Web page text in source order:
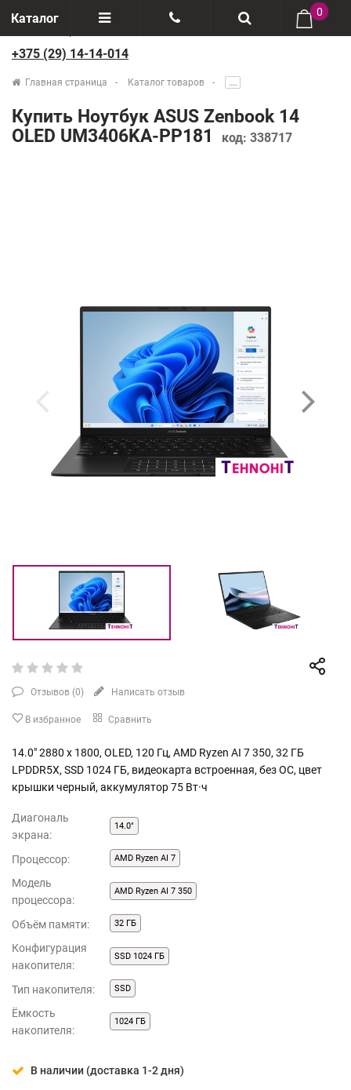
Каталог
Отзывы
Производители
+375(29) 888-44-44
0
+375 (29) 14-14-014
Главная страница Каталог товаров .....
Купить Ноутбук ASUS Zenbook 14
OLED UM3406KA-PP181
код: 338717
Отзывов (0) Написать отзыв
В избранное Сравнить
14.0" 2880 x 1800, OLED, 120 Гц, AMD Ryzen AI 7 350, 32 ГБ
LPDDR5X, SSD 1024 ГБ, видеокарта встроенная, без ОС, цвет
крышки черный, аккумулятор 75 Вт·ч
Диагональ
экрана:
14.0"
Процессор: AMD Ryzen AI 7
Модель
процессора:
AMD Ryzen AI 7 350
Объём памяти: 32 ГБ
Конфигурация
накопителя:
SSD 1024 ГБ
Тип накопителя: SSD
Ёмкость
накопителя:
1024 ГБ
В наличии (доставка 1-2 дня)